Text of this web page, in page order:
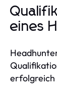
eines
erfolgreich